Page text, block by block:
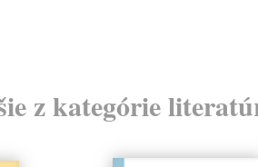
z kategórie